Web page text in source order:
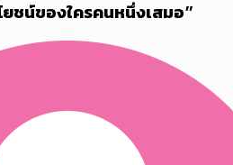
ชน์ของใครคนหนึ่งเสมอ”